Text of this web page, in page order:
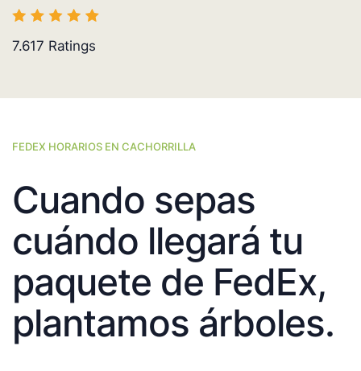
7.617 Ratings
FEDEX HORARIOS EN CACHORRILLA
Cuando sepas
cuándo llegará tu
paquete de FedEx,
plantamos árboles.